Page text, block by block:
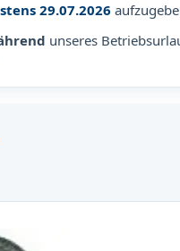
29.07.2026
unseres